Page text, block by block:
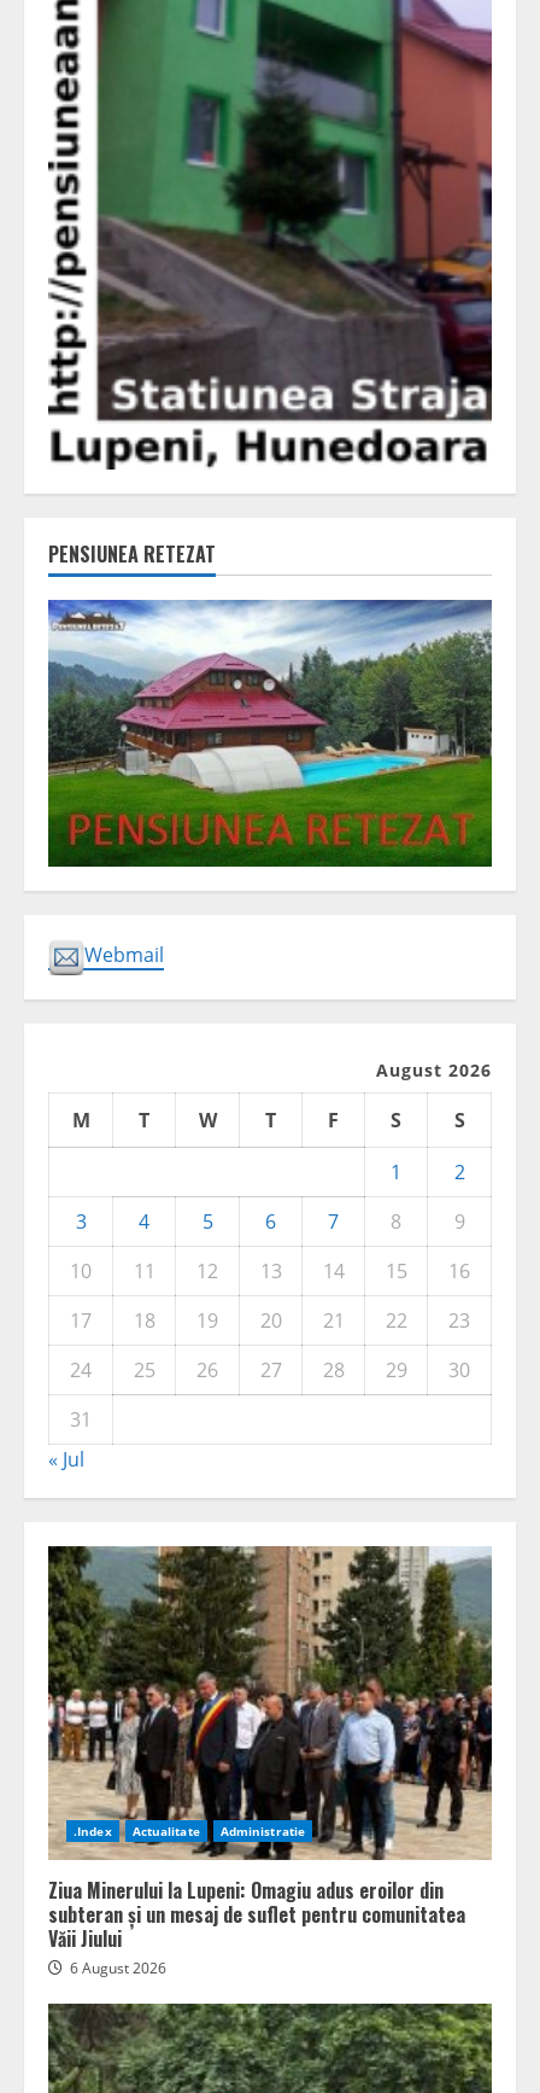
PENSIUNEA RETEZAT
Webmail
August 2026
M T W T F S
S
1
2
3
4 5 6 7 8
9
10
11 12 13 14 15
16
17
18 19 20 21 22
23
24
25 26 27 28 29
30
31
« Jul
.Index Actualitate Administratie
Ziua Minerului la Lupeni: Omagiu adus eroilor din
subteran și un mesaj de suflet pentru comunitatea
Văii Jiului
6 August 2026